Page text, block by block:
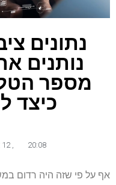
נתונים
נותנים
מספר
כיצד
20:08
אף על פי שזה היה רדום